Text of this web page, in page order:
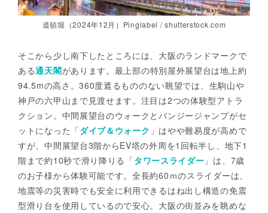
道頓堀（2024年12月）Pinglabel / shutterstock.com
そこから少し南下したところには、大阪のランドマークで
ある通天閣があります。最上部の特別屋外展望台は地上約
94.5mの高さ。360度遮るもののない眺望では、生駒山や
神戸の六甲山まで見渡せます。注目は2つの体験型アトラ
クション。中間展望台のウォークとバンジージャンプがセ
ットになった「ダイブ＆ウォーク 」はやや難易度が高めで
すが、中間展望台3階からEV塔の外周を1回転半し、地下1
階まで約10秒で滑り降りる「タワースライダー 」は、7歳
のお子様から体験可能です。全長約60ｍのスライダーは、
地震等の災害時でも安全に利用できるはね出し構造の免震
型滑り台を使用しているので安心。大阪の街並みを眺めな